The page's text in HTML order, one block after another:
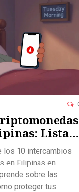
Lista
los 10 intercambios
en Filipinas en
sobre las
proteger tus